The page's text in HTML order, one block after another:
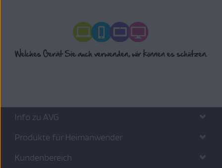
Info zu AVG
Produkte für Heimanwender
Kundenbereich